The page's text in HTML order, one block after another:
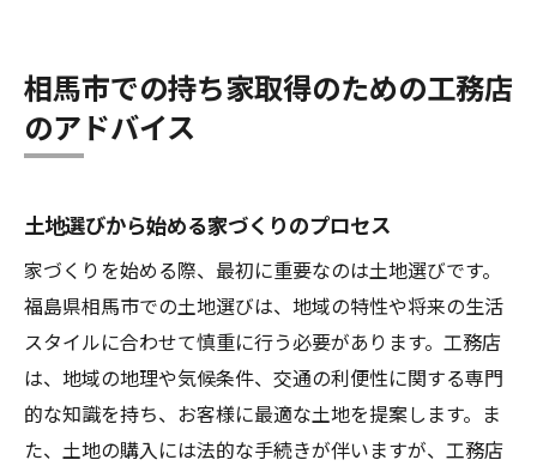
相馬市での持ち家取得のための工務店
のアドバイス
土地選びから始める家づくりのプロセス
家づくりを始める際、最初に重要なのは土地選びです。
福島県相馬市での土地選びは、地域の特性や将来の生活
スタイルに合わせて慎重に行う必要があります。工務店
は、地域の地理や気候条件、交通の利便性に関する専門
的な知識を持ち、お客様に最適な土地を提案します。ま
た、土地の購入には法的な手続きが伴いますが、工務店